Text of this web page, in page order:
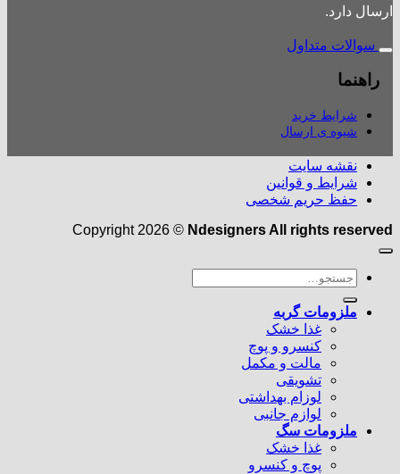
ارسال دارد.
سوالات متداول
راهنما
شرایط خرید
شیوه ی ارسال
نقشه سایت
شرایط و قوانین
حفظ حریم شخصی
Copyright 2026 © Ndesigners All rights reserved
جستجو
ملزومات گربه
غذا خشک
کنسرو و پوچ
مالت و مکمل
تشویقی
لوزام بهداشتی
لوازم جانبی
ملزومات سگ
غذا خشک
پوچ و کنسرو